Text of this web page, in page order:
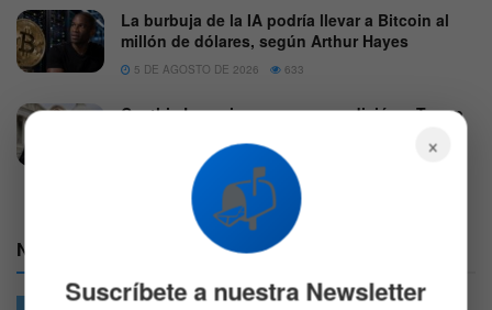
La burbuja de la IA podría llevar a Bitcoin al
millón de dólares, según Arthur Hayes
5 DE AGOSTO DE 2026 633
Cynthia Lummis pone una condición a Trump
1 DE AGOSTO DE 2026 659
Nuestras Redes:
×
📬
Suscríbete a nuestra Newsletter